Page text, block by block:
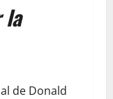
la
de Donald